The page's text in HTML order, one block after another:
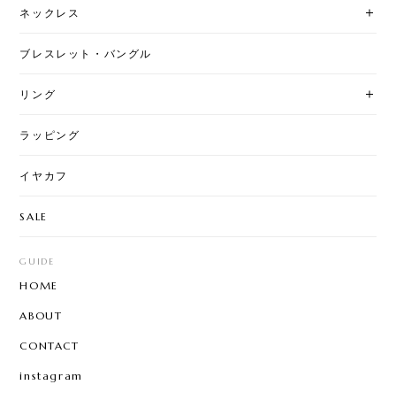
ネックレス
ブレスレット・バングル
リング
ラッピング
イヤカフ
SALE
GUIDE
HOME
ABOUT
CONTACT
instagram